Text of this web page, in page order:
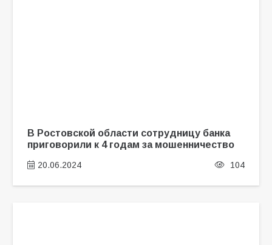
В Ростовской области сотрудницу банка
приговорили к 4 годам за мошенничество
20.06.2024 104